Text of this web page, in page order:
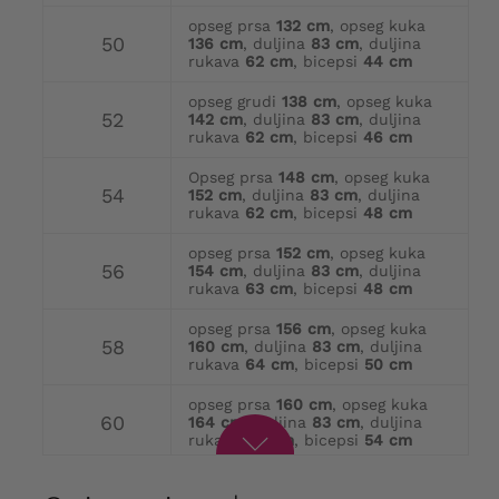
50
opseg prsa 132 cm, opseg kuka
136 cm, duljina 83 cm, duljina
rukava 62 cm, bicepsi 44 cm
52
opseg grudi 138 cm, opseg kuka
142 cm, duljina 83 cm, duljina
rukava 62 cm, bicepsi 46 cm
54
Opseg prsa 148 cm, opseg kuka
152 cm, duljina 83 cm, duljina
rukava 62 cm, bicepsi 48 cm
56
opseg prsa 152 cm, opseg kuka
154 cm, duljina 83 cm, duljina
rukava 63 cm, bicepsi 48 cm
58
opseg prsa 156 cm, opseg kuka
160 cm, duljina 83 cm, duljina
rukava 64 cm, bicepsi 50 cm
60
opseg prsa 160 cm, opseg kuka
164 cm, duljina 83 cm, duljina
rukava
64 cm, bicepsi 54 cm